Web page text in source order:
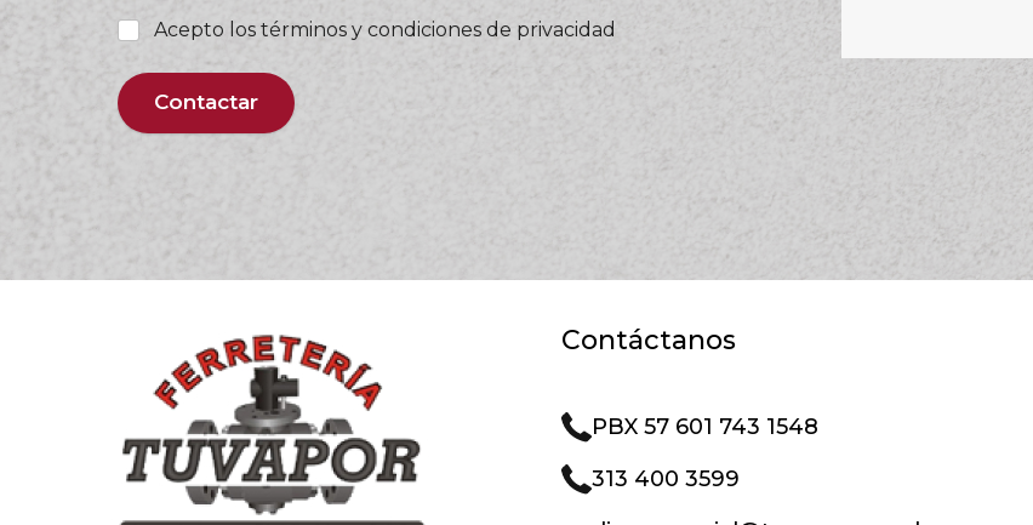
Acepto los términos y condiciones de privacidad
Contactar
Contáctanos
PBX 57 601 743 1548
313 400 3599